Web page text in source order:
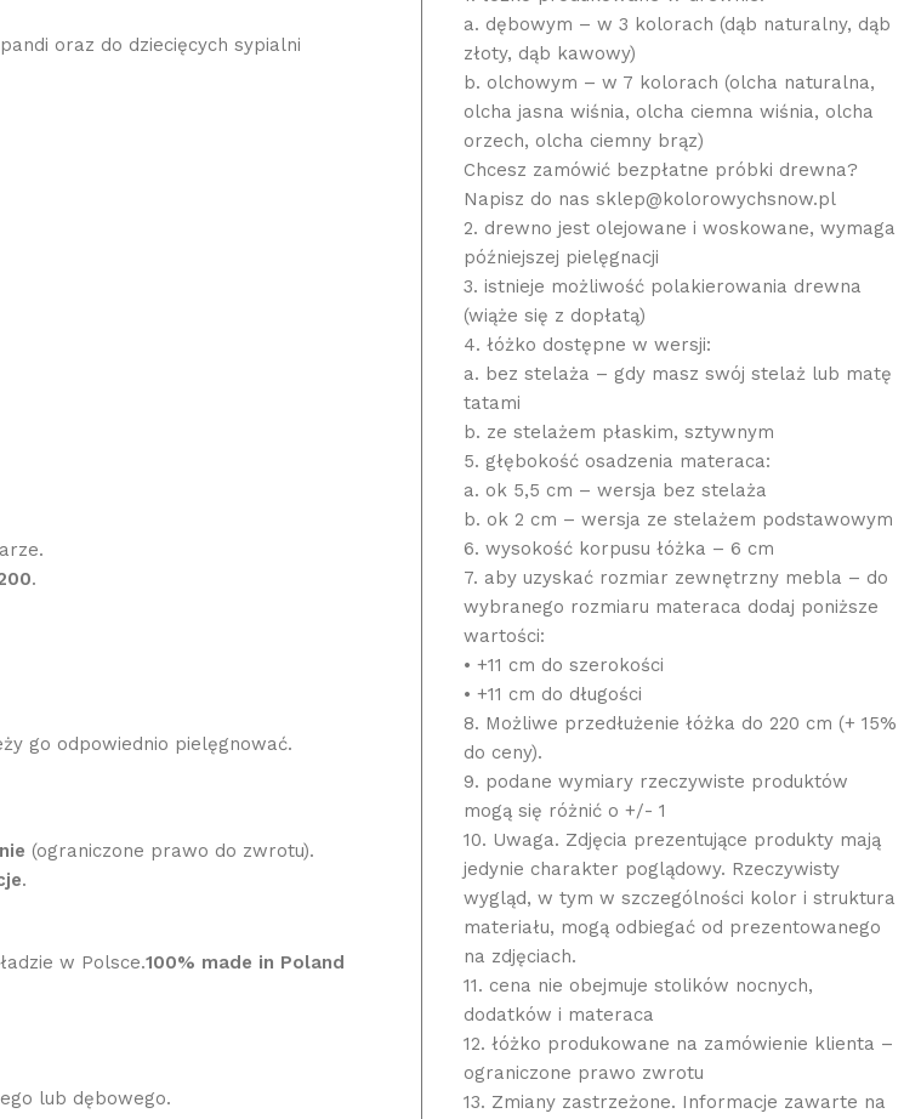
oraz do dziecięcych sypialni
.
go odpowiednio pielęgnować.
(ograniczone prawo do zwrotu).
.
w Polsce.100% made in Poland
lub dębowego.
a. dębowym – w 3 kolorach (dąb naturalny, dąb
złoty, dąb kawowy)
b. olchowym – w 7 kolorach (olcha naturalna,
olcha jasna wiśnia, olcha ciemna wiśnia, olcha
orzech, olcha ciemny brąz)
Chcesz zamówić bezpłatne próbki drewna?
Napisz do nas sklep@kolorowychsnow.pl
2. drewno jest olejowane i woskowane, wymaga
późniejszej pielęgnacji
3. istnieje możliwość polakierowania drewna
(wiąże się z dopłatą)
4. łóżko dostępne w wersji:
a. bez stelaża – gdy masz swój stelaż lub matę
tatami
b. ze stelażem płaskim, sztywnym
5. głębokość osadzenia materaca:
a. ok 5,5 cm – wersja bez stelaża
b. ok 2 cm – wersja ze stelażem podstawowym
6. wysokość korpusu łóżka – 6 cm
7. aby uzyskać rozmiar zewnętrzny mebla – do
wybranego rozmiaru materaca dodaj poniższe
wartości:
• +11 cm do szerokości
• +11 cm do długości
8. Możliwe przedłużenie łóżka do 220 cm (+ 15%
do ceny).
9. podane wymiary rzeczywiste produktów
mogą się różnić o +/- 1
10. Uwaga. Zdjęcia prezentujące produkty mają
jedynie charakter poglądowy. Rzeczywisty
wygląd, w tym w szczególności kolor i struktura
materiału, mogą odbiegać od prezentowanego
na zdjęciach.
11. cena nie obejmuje stolików nocnych,
dodatków i materaca
12. łóżko produkowane na zamówienie klienta –
ograniczone prawo zwrotu
13. Zmiany zastrzeżone. Informacje zawarte na